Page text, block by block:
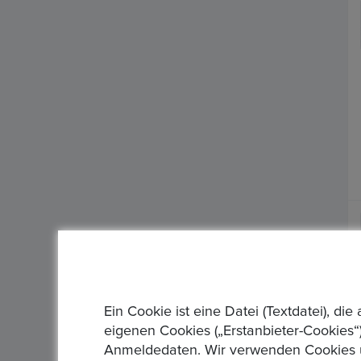
Ein Cookie ist eine Datei (Textdatei),
eigenen Cookies („Erstanbieter-
Anmeldedaten. Wir verwenden Cookies